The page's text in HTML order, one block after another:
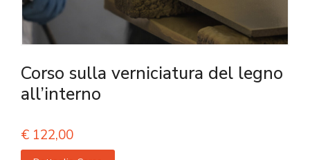
Corso sulla verniciatura del legno
all’interno
€ 122,00